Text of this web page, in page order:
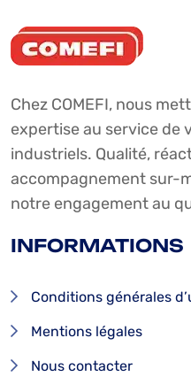
Chez COMEFI, nous
expertise au service de
industriels. Qualité,
accompagnement sur-
notre engagement au
INFORMATIONS
Conditions générales
Mentions légales
Nous contacter